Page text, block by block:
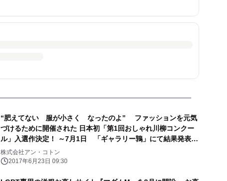
“肥えてない 服が小さく なったのよ” ファッションを元気
づけるために開催された 日本初「第1回おしゃれ川柳コンクー
ル」入選作決定！ ～7月1日 「ギャラリー鶉」にて結果発表会
開催～
株式会社アン・コトン
2017年6月23日 09:30